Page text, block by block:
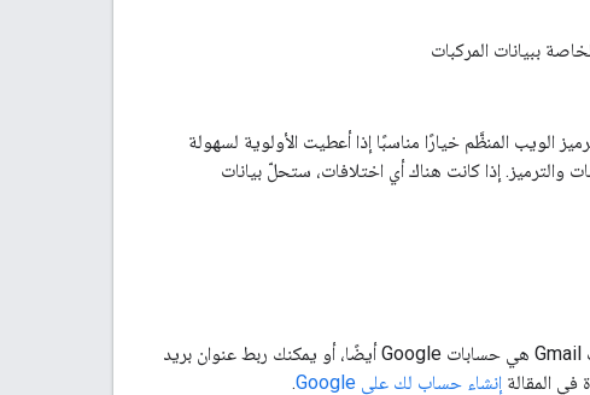
ببيانات المركبات
الويب المنظَّم خيارًا مناسبًا إذا أعطيت الأولوية لسهولة
والترميز. إذا كانت هناك أي اختلافات، ستحلّ بيانات
يجب أن يكون لديك حساب على Google للاشتراك في خدمة بيانات المركبات. جميع حسابات Gmail هي حسابات Google أيضًا، أو يمكنك ربط عنوان بريد
إنشاء حساب لك على Google .